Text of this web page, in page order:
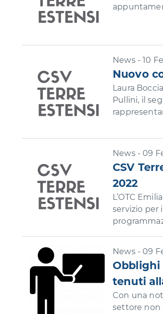
News - 10
Nuovo
Laura
Pullini, il
News - 09
CSV
2022
L’OTC
servizio per
News - 09
Obblighi
tenuti
Con una
settore non